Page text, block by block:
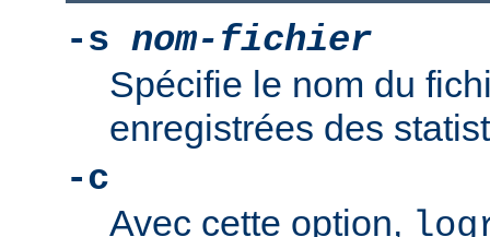
-s nom-fichier
Spécifie le nom du
enregistrées des
-c
Avec cette option,